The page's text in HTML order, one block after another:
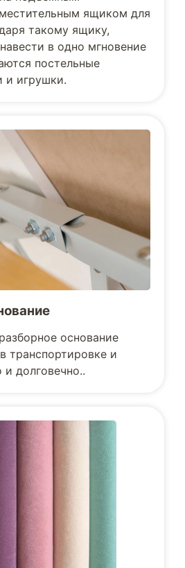
ящиком для
такому ящику,
в одно мгновение
постельные
и игрушки.
основание
транспортировке и
долговечно..